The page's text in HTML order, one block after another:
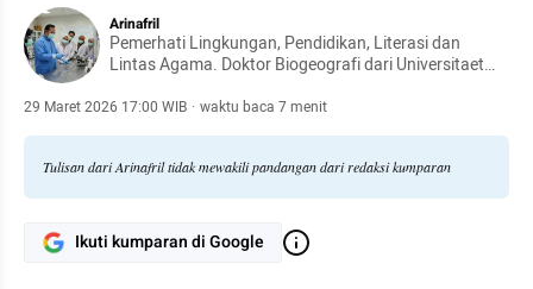
Arinafril
Pemerhati Lingkungan, Pendidikan, Literasi dan
Lintas Agama. Doktor Biogeografi dari Universitaet
Proteksi Tanaman, Universitas Sriwijaya. Dosen Tamu
29 Maret 2026 17:00 WIB · waktu baca 7 menit
Tulisan dari Arinafril tidak mewakili pandangan dari redaksi kumparan
Ikuti kumparan di Google